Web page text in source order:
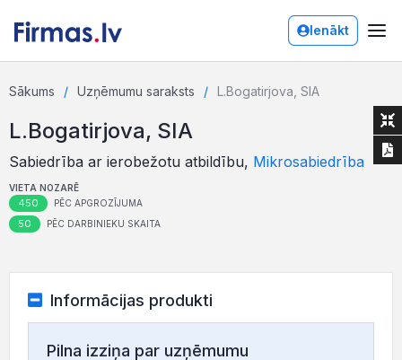
Ienākt
Sākums Uzņēmumu saraksts L.Bogatirjova, SIA
L.Bogatirjova, SIA
Sabiedrība ar ierobežotu atbildību, Mikrosabiedrība
VIETA NOZARĒ
450 PĒC APGROZĪJUMA
50 PĒC DARBINIEKU SKAITA
Informācijas produkti
Pilna izziņa par uzņēmumu